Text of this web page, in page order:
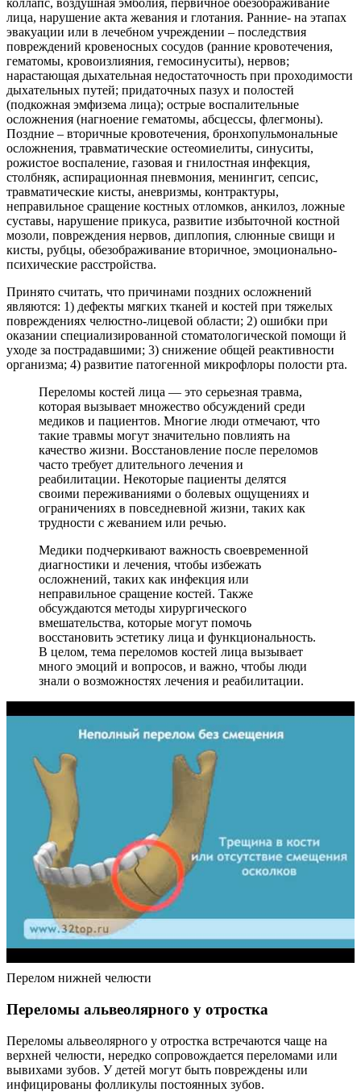
коллапс, воздушная эмболия, первичное обезображивание
лица, нарушение акта жевания и глотания. Ранние- на этапах
эвакуации или в лечебном учреждении – последствия
повреждений кровеносных сосудов (ранние кровотечения,
гематомы, кровоизлияния, гемосинуситы), нервов;
нарастающая дыхательная недостаточность при проходимости
дыхательных путей; придаточных пазух и полостей
(подкожная эмфизема лица); острые воспалительные
осложнения (нагноение гематомы, абсцессы, флегмоны).
Поздние – вторичные кровотечения, бронхопульмональные
осложнения, травматические остеомиелиты, синуситы,
рожистое воспаление, газовая и гнилостная инфекция,
столбняк, аспирационная пневмония, менингит, сепсис,
травматические кисты, аневризмы, контрактуры,
неправильное сращение костных отломков, анкилоз, ложные
суставы, нарушение прикуса, развитие избыточной костной
мозоли, повреждения нервов, диплопия, слюнные свищи и
кисты, рубцы, обезображивание вторичное, эмоционально-
психические расстройства.
Принято считать, что причинами поздних осложнений
являются: 1) дефекты мягких тканей и костей при тяжелых
повреждениях челюстно-лицевой области; 2) ошибки при
оказании специализированной стоматологической помощи й
уходе за пострадавшими; 3) снижение общей реактивности
организма; 4) развитие патогенной микрофлоры полости рта.
Переломы костей лица — это серьезная травма,
которая вызывает множество обсуждений среди
медиков и пациентов. Многие люди отмечают, что
такие травмы могут значительно повлиять на
качество жизни. Восстановление после переломов
часто требует длительного лечения и
реабилитации. Некоторые пациенты делятся
своими переживаниями о болевых ощущениях и
ограничениях в повседневной жизни, таких как
трудности с жеванием или речью.
Медики подчеркивают важность своевременной
диагностики и лечения, чтобы избежать
осложнений, таких как инфекция или
неправильное сращение костей. Также
обсуждаются методы хирургического
вмешательства, которые могут помочь
восстановить эстетику лица и функциональность.
В целом, тема переломов костей лица вызывает
много эмоций и вопросов, и важно, чтобы люди
знали о возможностях лечения и реабилитации.
Перелом нижней челюсти
Переломы альвеолярного у отростка
Переломы альвеолярного у отростка встречаются чаще на
верхней челюсти, нередко сопровождается переломами или
вывихами зубов. У детей могут быть повреждены или
инфицированы фолликулы постоянных зубов.